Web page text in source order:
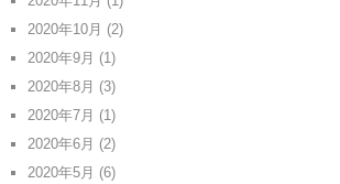
2020年10月 (2)
2020年9月 (1)
2020年8月 (3)
2020年7月 (1)
2020年6月 (2)
2020年5月 (6)